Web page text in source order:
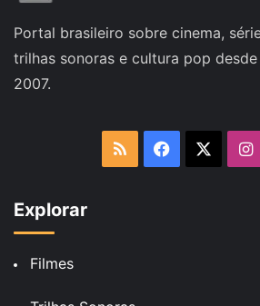
Portal brasileiro sobre cinema,
trilhas sonoras e cultura pop desde
2007.
RSS Facebook
Explorar
Filmes